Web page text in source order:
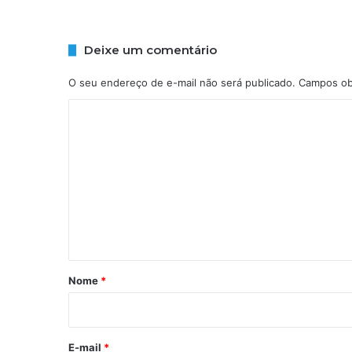
e
s
o
o
Deixe um comentário
O seu endereço de e-mail não será publicado. Campos
r
*
Nome *
E-mail *